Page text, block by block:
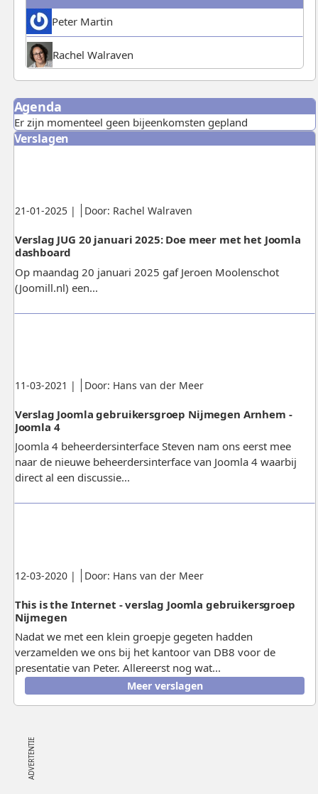
Peter Martin
Rachel Walraven
Agenda
Er zijn momenteel geen bijeenkomsten gepland
Verslagen
Gepubliceerd:
21-01-2025.| Door: Rachel Walraven.
Verslag JUG 20 januari 2025: Doe meer met het Joomla
dashboard
Op maandag 20 januari 2025 gaf Jeroen Moolenschot
(Joomill.nl) een...
Gepubliceerd:
11-03-2021 | Door: Hans van der Meer.
Verslag Joomla gebruikersgroep Nijmegen Arnhem -
Joomla 4
Joomla 4 beheerdersinterface Steven nam ons eerst mee
naar de nieuwe beheerdersinterface van Joomla 4 waarbij
direct al een discussie...
Gepubliceerd:
12-03-2020.| Door: Hans van der Meer.
This is the Internet - verslag Joomla gebruikersgroep
Nijmegen
Nadat we met een klein groepje gegeten hadden
verzamelden we ons bij het kantoor van DB8 voor de
presentatie van Peter. Allereerst nog wat...
Meer verslagen